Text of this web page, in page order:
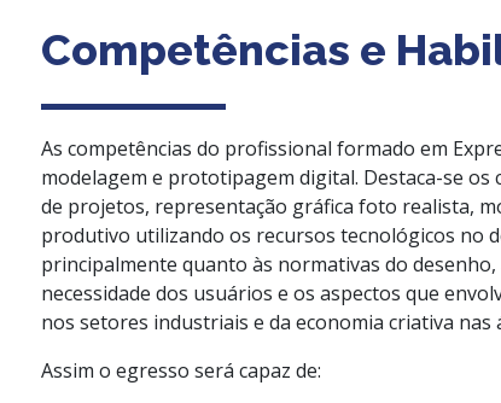
Competências e
As competências do profissional formado em
modelagem e prototipagem digital. Destaca-se
de projetos, representação gráfica foto realista,
produtivo utilizando os recursos tecnológicos no
principalmente quanto às normativas do
necessidade dos usuários e os aspectos que
nos setores industriais e da economia criativa nas
Assim o egresso será capaz de: